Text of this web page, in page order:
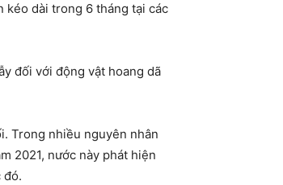
kéo dài trong 6 tháng tại các
đối với động vật hoang dã
Trong nhiều nguyên nhân
2021, nước này phát hiện
đó.